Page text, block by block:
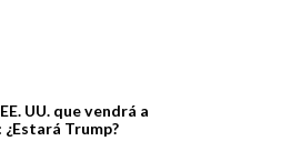
UU. que vendrá a
Trump?